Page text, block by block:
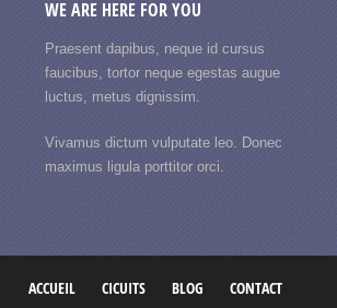
WE ARE HERE FOR YOU
Praesent dapibus, neque id cursus
faucibus, tortor neque egestas augue
luctus, metus dignissim.
Vivamus dictum vulputate leo. Donec
maximus ligula porttitor orci.
ACCUEIL CICUITS BLOG CONTACT